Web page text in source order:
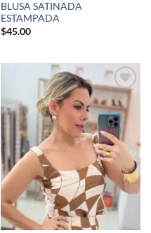
BLUSA SATINADA
ESTAMPADA
$45.00
Añadir
a la
lista de
deseos